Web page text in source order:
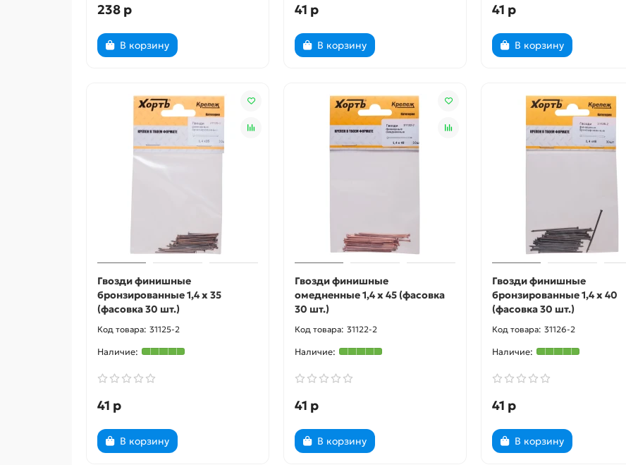
238 р
В корзину
41 р
В корзину
41 р
В корзину
Гвозди финишные
бронзированные 1,4 х 35
(фасовка 30 шт.)
31125-2
41 р
В корзину
Гвозди финишные
омедненные 1,4 х 45 (фасовка
30 шт.)
31122-2
41 р
В корзину
Гвозди финишные
бронзированные 1,4 х 40
(фасовка 30 шт.)
31126-2
41 р
В корзину